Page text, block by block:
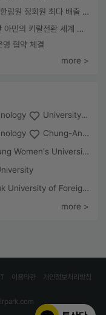
고려대학교 의과대학, 4년 연속 대한민국의학한림원 정회원 최다 배출 外
연세대학교 신종식 교수팀, 인공효소를 이용한 아민의 키랄전환 세계 최초로 성공
협약 체결
more >
University of Seoul
Chung-Ang University
Women's University
of Foreign Studies(Global Campus
more >
개인정보처리방침
이용약관